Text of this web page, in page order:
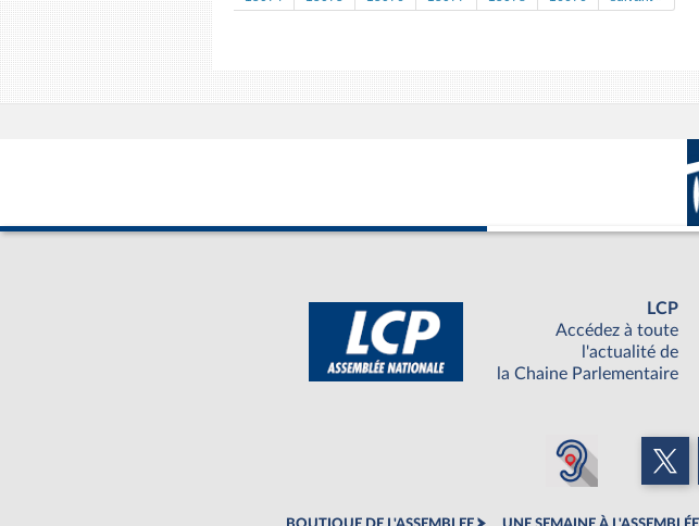
LCP
Accédez à toute
l'actualité de
la Chaine Parlementaire